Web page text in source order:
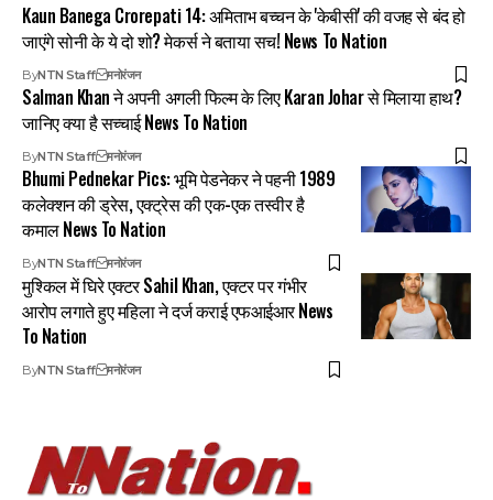
Kaun Banega Crorepati 14: अमिताभ बच्चन के 'केबीसी' की वजह से बंद हो
जाएंगे सोनी के ये दो शो? मेकर्स ने बताया सच! News To Nation
ByNTN Staff मनोरंजन
Salman Khan ने अपनी अगली फिल्म के लिए Karan Johar से मिलाया हाथ?
जानिए क्या है सच्चाई News To Nation
ByNTN Staff मनोरंजन
Bhumi Pednekar Pics: भूमि पेडनेकर ने पहनी 1989
कलेक्शन की ड्रेस, एक्ट्रेस की एक-एक तस्वीर है
कमाल News To Nation
ByNTN Staff मनोरंजन
मुश्किल में घिरे एक्टर Sahil Khan, एक्टर पर गंभीर
आरोप लगाते हुए महिला ने दर्ज कराई एफआईआर News
To Nation
ByNTN Staff मनोरंजन